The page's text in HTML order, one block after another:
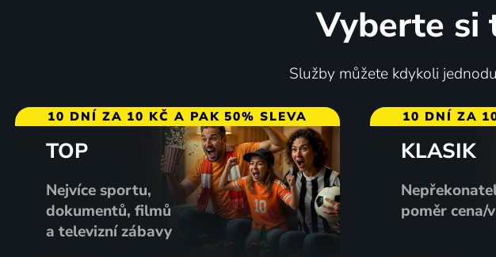
Vyberte si
Služby můžete kdykoli
10 DNÍ ZA 10 KČ A PAK 50% SLEVA
TOP
Nejvíce sportu,
dokumentů, filmů
a televizní zábavy
10 DNÍ ZA
KLASIK
poměr cena/